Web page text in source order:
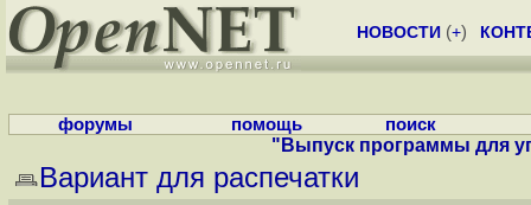
НОВОСТИ (+)
форумы помощь поиск
"Выпуск программы для
Вариант для распечатки